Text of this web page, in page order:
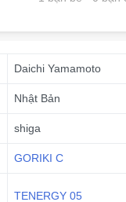
Daichi Yamamoto
Nhật Bản
shiga
GORIKI C
TENERGY 05